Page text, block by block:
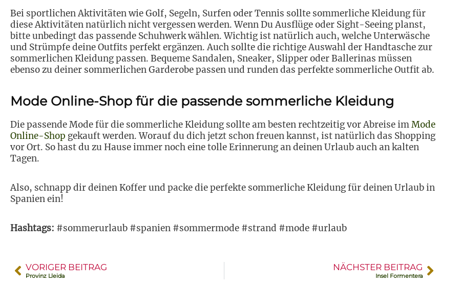
Bei sportlichen Aktivitäten wie Golf, Segeln, Surfen oder Tennis sollte sommerliche Kleidung für
diese Aktivitäten natürlich nicht vergessen werden. Wenn Du Ausflüge oder Sight-Seeing planst,
bitte unbedingt das passende Schuhwerk wählen. Wichtig ist natürlich auch, welche Unterwäsche
und Strümpfe deine Outfits perfekt ergänzen. Auch sollte die richtige Auswahl der Handtasche zur
sommerlichen Kleidung passen. Bequeme Sandalen, Sneaker, Slipper oder Ballerinas müssen
ebenso zu deiner sommerlichen Garderobe passen und runden das perfekte sommerliche Outfit ab.
Mode Online-Shop für die passende sommerliche Kleidung
Die passende Mode für die sommerliche Kleidung sollte am besten rechtzeitig vor Abreise imMode
Online-Shop gekauft werden. Worauf du dich jetzt schon freuen kannst, ist natürlich das Shopping
vor Ort. So hast du zu Hause immer noch eine tolle Erinnerung an deinen Urlaub auch an kalten
Tagen.
Also, schnapp dir deinen Koffer und packe die perfekte sommerliche Kleidung für deinen Urlaub in
Spanien ein!
Hashtags: #sommerurlaub #spanien #sommermode #strand #mode #urlaub
VORIGER BEITRAG
Provinz Lleida
NÄCHSTER BEITRAG
Insel Formentera